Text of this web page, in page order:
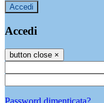
Accedi
Accedi
button close ×